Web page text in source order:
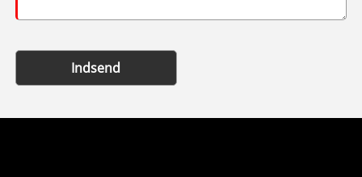
Indsend